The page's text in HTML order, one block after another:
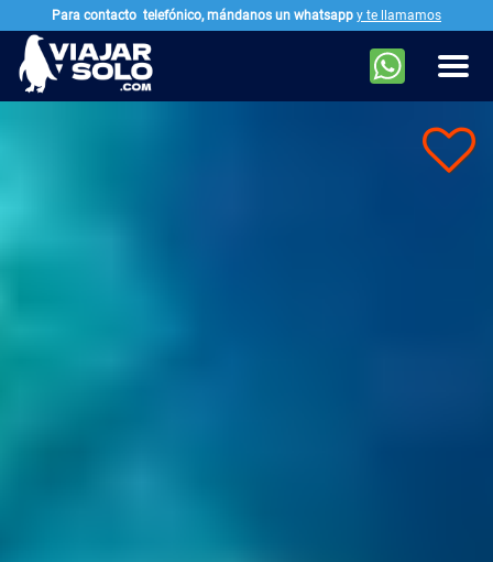
Ir al contenido principal
Para contacto telefónico, mándanos un whatsapp y te llamamos